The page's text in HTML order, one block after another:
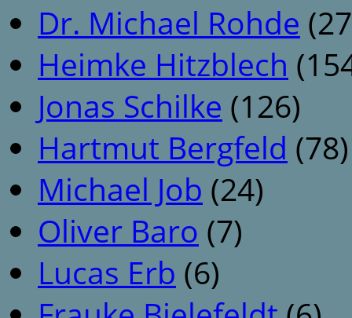
Dr. Michael Rohde
Heimke Hitzblech
Jonas Schilke (126)
Hartmut Bergfeld (78)
Michael Job (24)
Oliver Baro (7)
Lucas Erb (6)